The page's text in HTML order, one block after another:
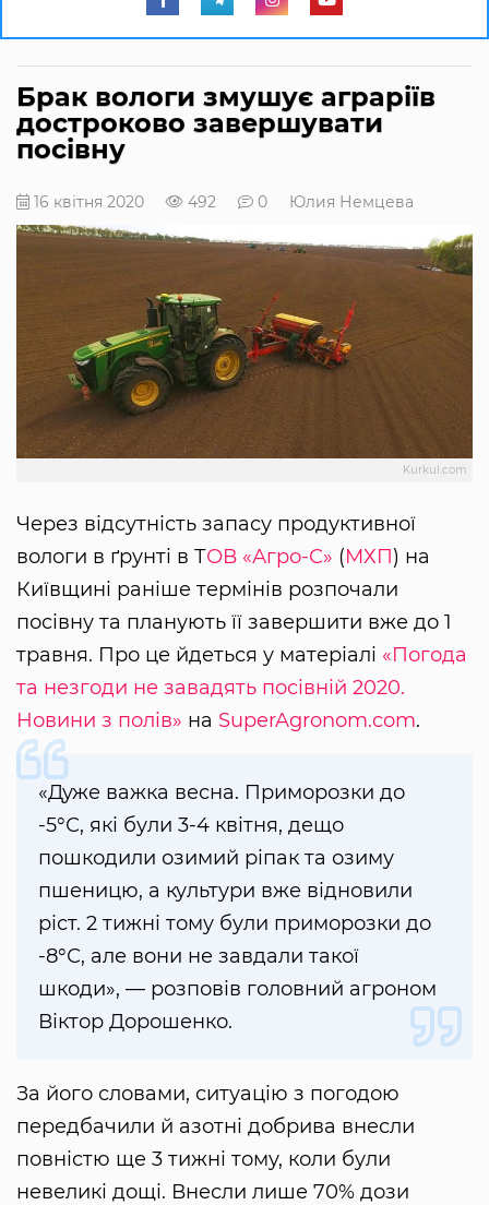
Брак вологи змушує аграріїв
достроково завершувати
посівну
16 квітня 2020 492 0 Юлия Немцева
Kurkul.com
Через відсутність запасу продуктивної
вологи в ґрунті в ТОВ «Агро-С» (МХП) на
Київщині раніше термінів розпочали
посівну та планують її завершити вже до 1
травня. Про це йдеться у матеріалі «Погода
та незгоди не завадять посівній 2020.
Новини з полів» на SuperAgronom.com.
«Дуже важка весна. Приморозки до
-5°С, які були 3-4 квітня, дещо
пошкодили озимий ріпак та озиму
пшеницю, а культури вже відновили
ріст. 2 тижні тому були приморозки до
-8°С, але вони не завдали такої
шкоди», — розповів головний агроном
Віктор Дорошенко.
За його словами, ситуацію з погодою
передбачили й азотні добрива внесли
повністю ще 3 тижні тому, коли були
невеликі дощі. Внесли лише 70% дози